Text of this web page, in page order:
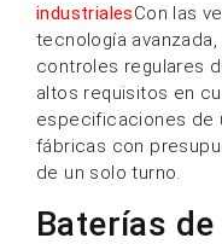
industrialesCon las
tecnología
controles regulares
altos requisitos en
especificaciones de
fábricas con
de un solo turno.
Baterías